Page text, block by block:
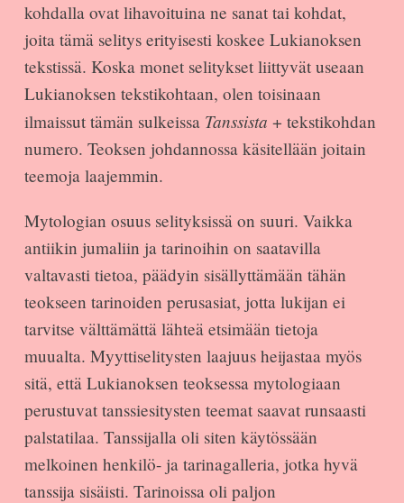
kohdalla ovat lihavoituina ne sanat tai kohdat,
joita tämä selitys erityisesti koskee Lukianoksen
tekstissä. Koska monet selitykset liittyvät useaan
Lukianoksen tekstikohtaan, olen toisinaan
ilmaissut tämän sulkeissa Tanssista + tekstikohdan
numero. Teoksen johdannossa käsitellään joitain
teemoja laajemmin.
Mytologian osuus selityksissä on suuri. Vaikka
antiikin jumaliin ja tarinoihin on saatavilla
valtavasti tietoa, päädyin sisällyttämään tähän
teokseen tarinoiden perusasiat, jotta lukijan ei
tarvitse välttämättä lähteä etsimään tietoja
muualta. Myyttiselitysten laajuus heijastaa myös
sitä, että Lukianoksen teoksessa mytologiaan
perustuvat tanssiesitysten teemat saavat runsaasti
palstatilaa. Tanssijalla oli siten käytössään
melkoinen henkilö- ja tarinagalleria, jotka hyvä
tanssija sisäisti. Tarinoissa oli paljon